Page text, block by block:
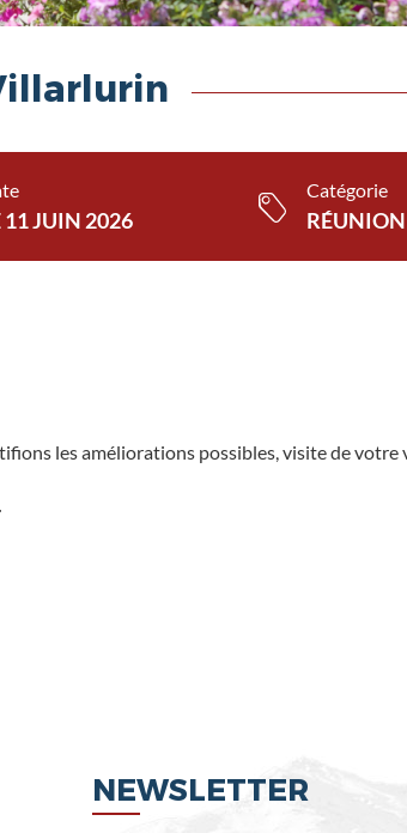
11 JUIN 2026
Catégorie
les améliorations possibles, visite de
NEWSLETTER